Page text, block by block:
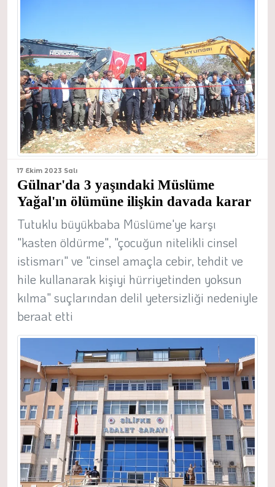
17 Ekim 2023 Salı
Gülnar'da 3 yaşındaki Müslüme
Yağal'ın ölümüne ilişkin davada karar
Tutuklu büyükbaba Müslüme'ye karşı
"kasten öldürme", "çocuğun nitelikli cinsel
istismarı" ve "cinsel amaçla cebir, tehdit ve
hile kullanarak kişiyi hürriyetinden yoksun
kılma" suçlarından delil yetersizliği nedeniyle
beraat etti